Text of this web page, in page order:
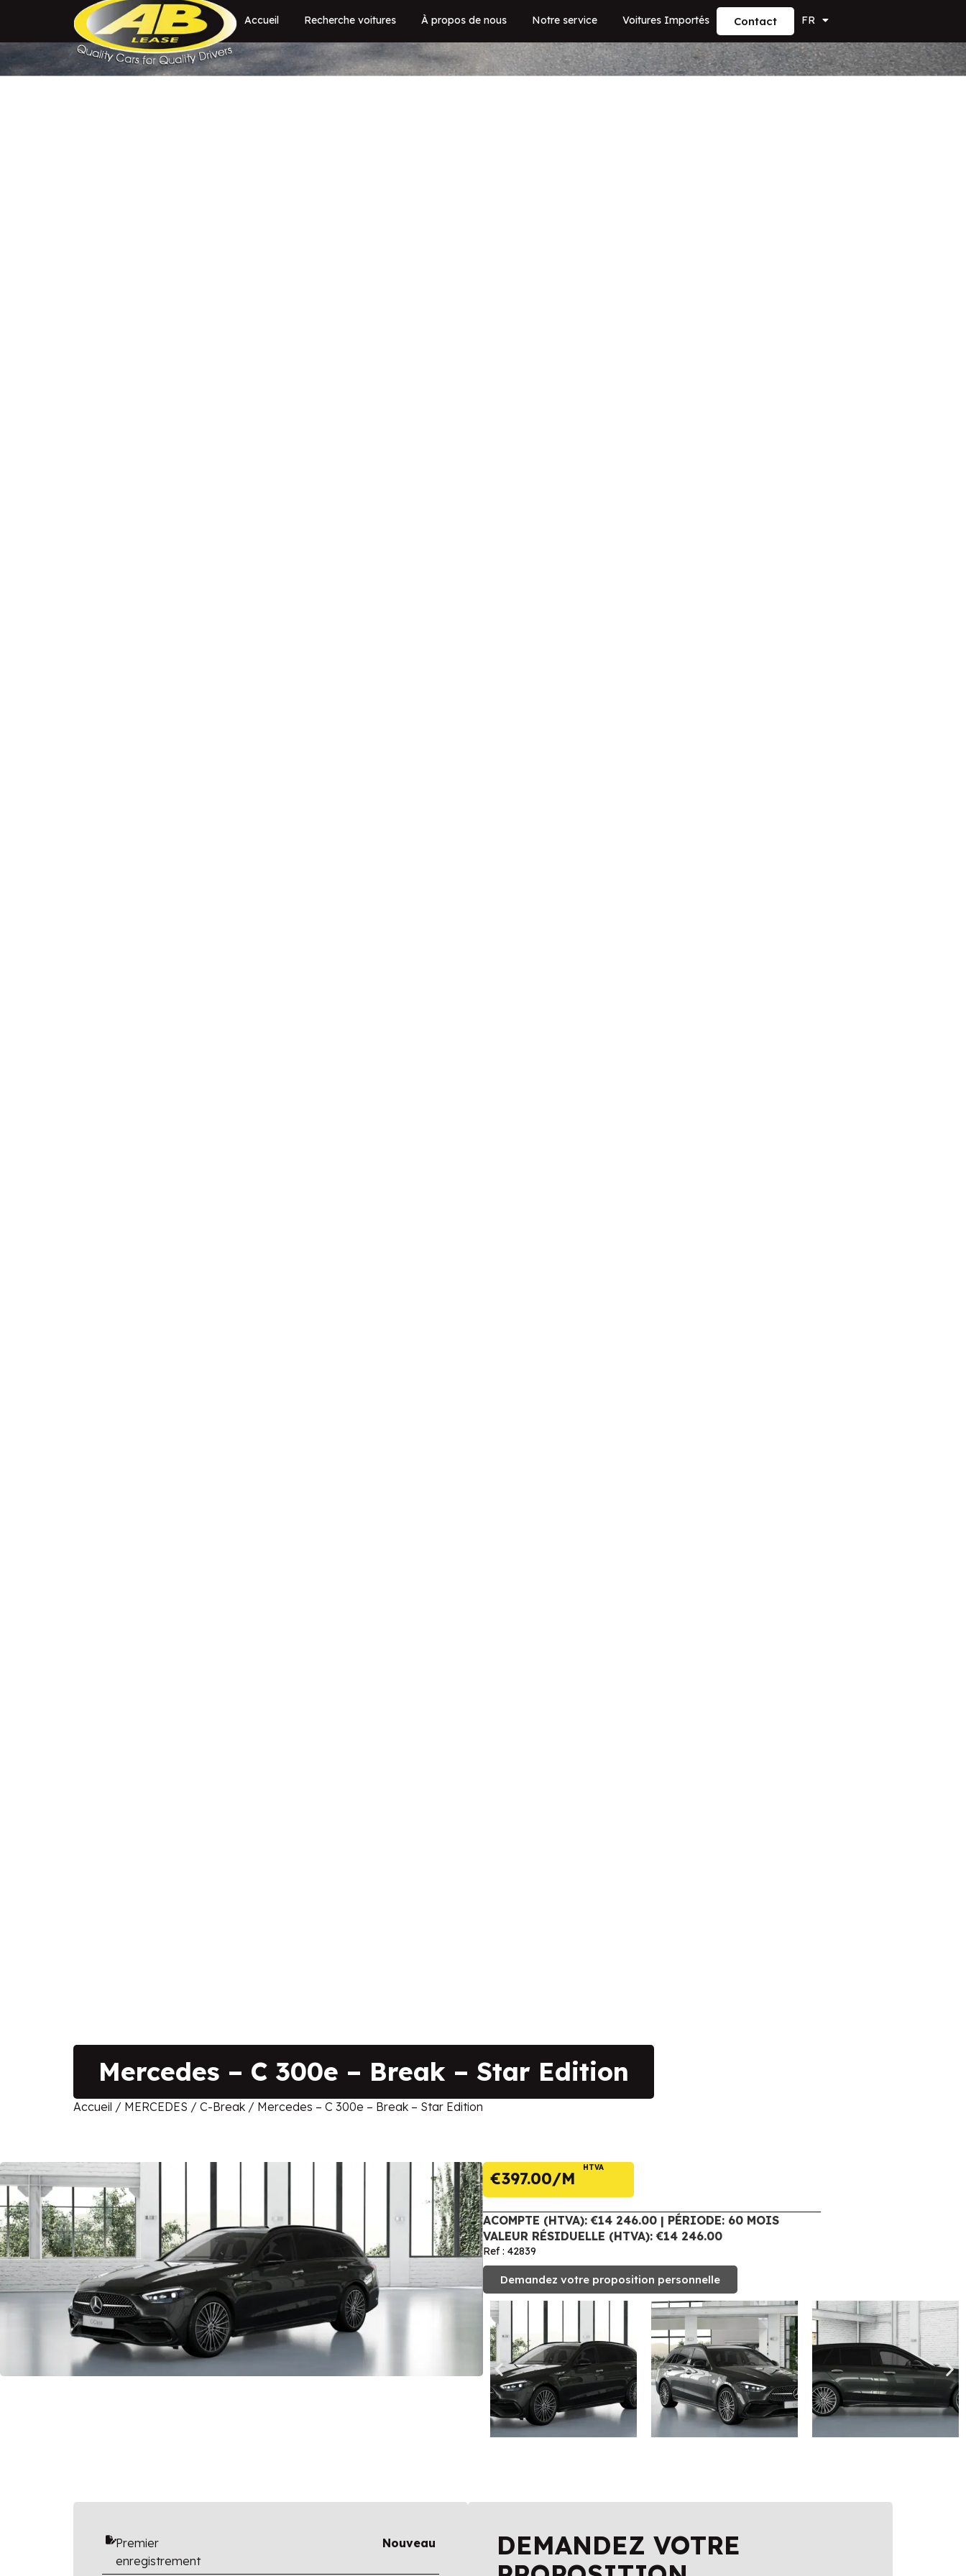
Accueil Recherche voitures À propos de nous Notre service Voitures Importés Contact FR
Mercedes – C 300e – Break – Star Edition
Accueil / MERCEDES / C-Break / Mercedes – C 300e – Break – Star Edition
€397.00
HTVA
ACOMPTE (HTVA): €14 246.00 | PÉRIODE: 60 MOIS
VALEUR RÉSIDUELLE (HTVA): €14 246.00
Ref : 42839
Demandez votre proposition personnelle
Premier
enregistrement
Nouveau
DEMANDEZ VOTRE